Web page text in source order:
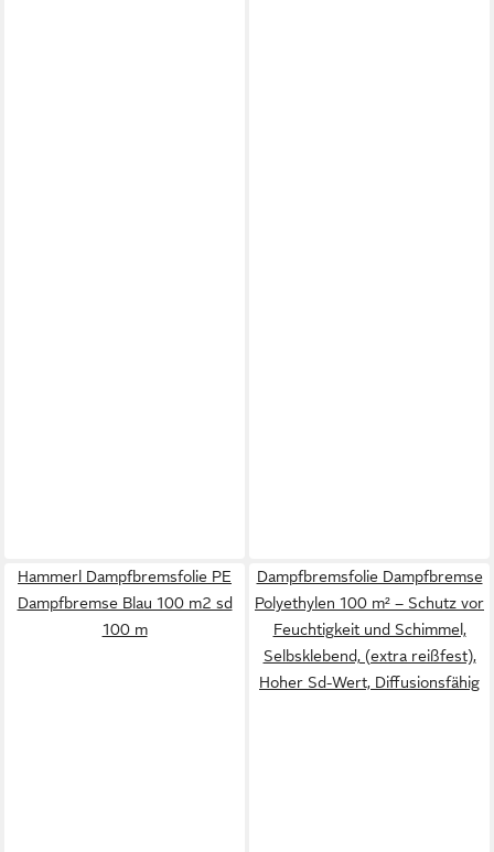
Hammerl Dampfbremsfolie PE
Dampfbremse Blau 100 m2 sd
100 m
Dampfbremsfolie Dampfbremse
Polyethylen 100 m² – Schutz vor
Feuchtigkeit und Schimmel,
Selbsklebend, (extra reißfest),
Hoher Sd-Wert, Diffusionsfähig